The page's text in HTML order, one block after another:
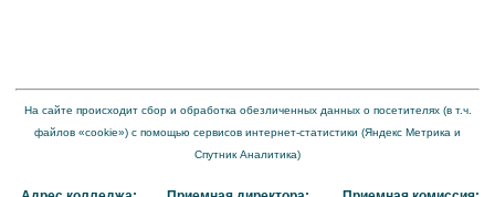
На сайте происходит сбор и обработка обезличенных данных о посетителях (в т.ч.
файлов «cookie») с помощью сервисов интернет-статистики (Яндекс Метрика и
Спутник Аналитика)